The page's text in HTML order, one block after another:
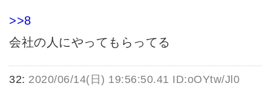
>>8
会社の人にやってもらってる
32: 2020/06/14(日) 19:56:50.41 ID:oOYtw/Jl0